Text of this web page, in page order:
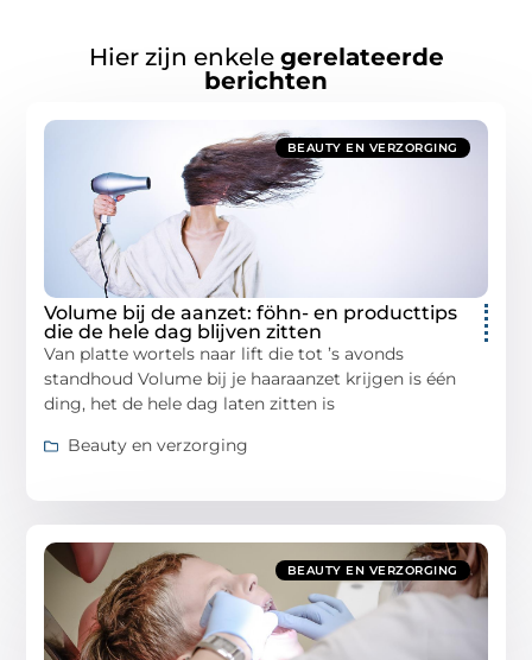
Hier zijn enkele gerelateerde
berichten
BEAUTY EN VERZORGING
Volume bij de aanzet: föhn- en producttips
die de hele dag blijven zitten
Van platte wortels naar lift die tot ’s avonds
standhoud Volume bij je haaraanzet krijgen is één
ding, het de hele dag laten zitten is
Beauty en verzorging
BEAUTY EN VERZORGING